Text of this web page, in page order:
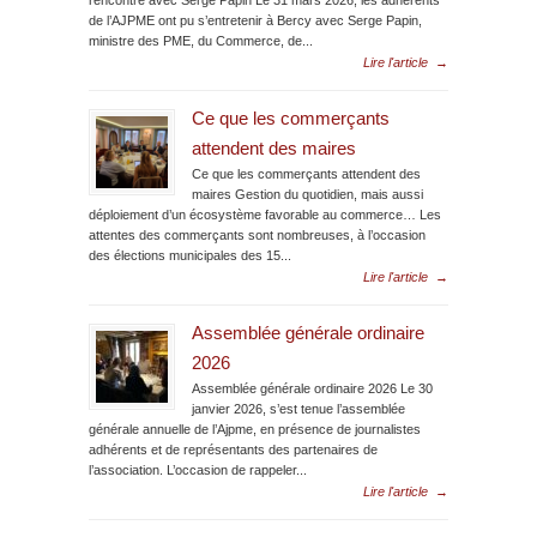
de l’AJPME ont pu s’entretenir à Bercy avec Serge Papin,
ministre des PME, du Commerce, de...
Lire l'article
→
Ce que les commerçants
attendent des maires
Ce que les commerçants attendent des
maires Gestion du quotidien, mais aussi
déploiement d’un écosystème favorable au commerce… Les
attentes des commerçants sont nombreuses, à l’occasion
des élections municipales des 15...
Lire l'article
→
Assemblée générale ordinaire
2026
Assemblée générale ordinaire 2026 Le 30
janvier 2026, s’est tenue l’assemblée
générale annuelle de l’Ajpme, en présence de journalistes
adhérents et de représentants des partenaires de
l’association. L’occasion de rappeler...
Lire l'article
→